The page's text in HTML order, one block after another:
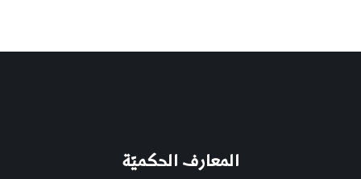
المعارف الحكميّة